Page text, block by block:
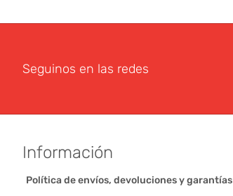
Seguinos en las redes
Información
Política de envíos, devoluciones y garantías